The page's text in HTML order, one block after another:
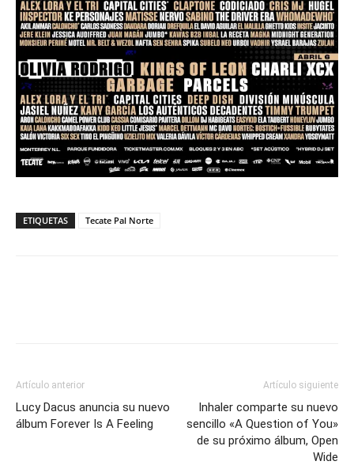
ETIQUETAS Tecate Pal Norte
Artículo anterior
Lucy Dacus anuncia su nuevo
álbum Forever Is A Feeling
Artículo siguiente
Inhaler comparte su nuevo
sencillo «A Question of You»
de su próximo álbum, Open
Wide